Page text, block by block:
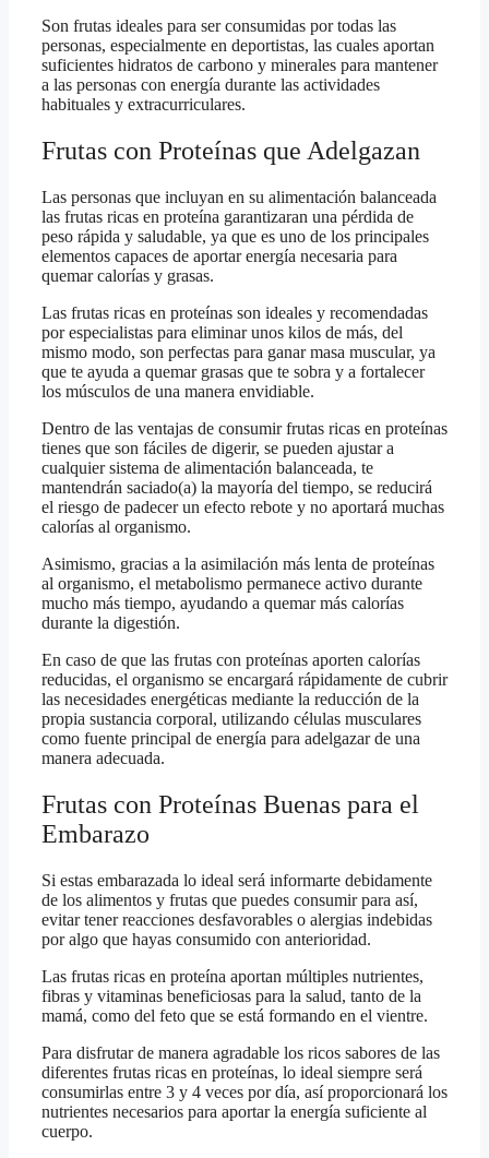
Son frutas ideales para ser consumidas por todas las
personas, especialmente en deportistas, las cuales aportan
suficientes hidratos de carbono y minerales para mantener
a las personas con energía durante las actividades
habituales y extracurriculares.
Frutas con Proteínas que Adelgazan
Las personas que incluyan en su alimentación balanceada
las frutas ricas en proteína garantizaran una pérdida de
peso rápida y saludable, ya que es uno de los principales
elementos capaces de aportar energía necesaria para
quemar calorías y grasas.
Las frutas ricas en proteínas son ideales y recomendadas
por especialistas para eliminar unos kilos de más, del
mismo modo, son perfectas para ganar masa muscular, ya
que te ayuda a quemar grasas que te sobra y a fortalecer
los músculos de una manera envidiable.
Dentro de las ventajas de consumir frutas ricas en proteínas
tienes que son fáciles de digerir, se pueden ajustar a
cualquier sistema de alimentación balanceada, te
mantendrán saciado(a) la mayoría del tiempo, se reducirá
el riesgo de padecer un efecto rebote y no aportará muchas
calorías al organismo.
Asimismo, gracias a la asimilación más lenta de proteínas
al organismo, el metabolismo permanece activo durante
mucho más tiempo, ayudando a quemar más calorías
durante la digestión.
En caso de que las frutas con proteínas aporten calorías
reducidas, el organismo se encargará rápidamente de cubrir
las necesidades energéticas mediante la reducción de la
propia sustancia corporal, utilizando células musculares
como fuente principal de energía para adelgazar de una
manera adecuada.
Frutas con Proteínas Buenas para el
Embarazo
Si estas embarazada lo ideal será informarte debidamente
de los alimentos y frutas que puedes consumir para así,
evitar tener reacciones desfavorables o alergias indebidas
por algo que hayas consumido con anterioridad.
Las frutas ricas en proteína aportan múltiples nutrientes,
fibras y vitaminas beneficiosas para la salud, tanto de la
mamá, como del feto que se está formando en el vientre.
Para disfrutar de manera agradable los ricos sabores de las
diferentes frutas ricas en proteínas, lo ideal siempre será
consumirlas entre 3 y 4 veces por día, así proporcionará los
nutrientes necesarios para aportar la energía suficiente al
cuerpo.